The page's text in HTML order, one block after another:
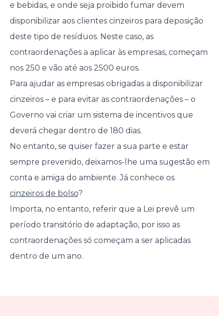
e bebidas, e onde seja proibido fumar devem
disponibilizar aos clientes cinzeiros para deposição
deste tipo de resíduos. Neste caso, as
contraordenações a aplicar às empresas, começam
nos 250 e vão até aos 2500 euros.
Para ajudar as empresas obrigadas a disponibilizar
cinzeiros – e para evitar as contraordenações – o
Governo vai criar um sistema de incentivos que
deverá chegar dentro de 180 dias.
No entanto, se quiser fazer a sua parte e estar
sempre prevenido, deixamos-lhe uma sugestão em
conta e amiga do ambiente. Já conhece os
cinzeiros de bolso?
Importa, no entanto, referir que a Lei prevê um
período transitório de adaptação, por isso as
contraordenações só começam a ser aplicadas
dentro de um ano.